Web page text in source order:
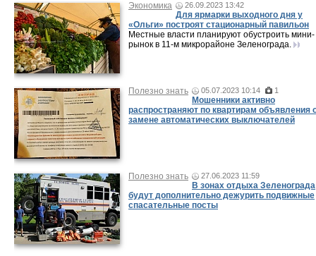
Экономика 26.09.2023 13:42
Для ярмарки выходного дня у
«Ольги» построят стационарный павильон
Местные власти планируют обустроить мини-
рынок в 11-м микрорайоне Зеленограда.
Полезно знать 05.07.2023 10:14 1
Мошенники активно
распространяют по квартирам объявления
замене автоматических выключателей
Полезно знать 27.06.2023 11:59
В зонах отдыха Зеленограда
будут дополнительно дежурить подвижные
спасательные посты